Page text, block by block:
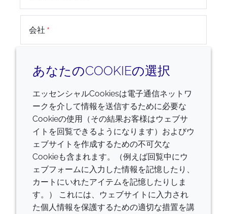
会社
Captcha
提出
あなたのCOOKIEの選択
エッセンシャルCookiesは電子通信ネットワ
ークを介して情報を送信するために必要な
Cookieの使用（その結果お客様はウェブサ
イトを回覧できるようになります）およびウ
ェブサイトを作成するための不可欠な
Cookieも含まれます。（例えば回覧中にウ
ェブフォームに入力した情報を記憶したり、
カートにいれたアイテムを記憶したりしま
す。） これには、ウェブサイトに入力され
た個人情報を保護するための適切な措置を講